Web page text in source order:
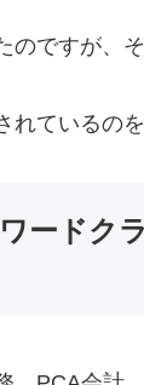
のですが、
れているの
ードク